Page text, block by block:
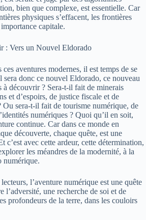
bien que complexe, est essentielle. Car
physiques s’effacent, les frontières
capitale.
: Vers un Nouvel Eldorado
aventures modernes, il est temps de se
sera donc ce nouvel Eldorado, ce nouveau
à découvrir ? Sera-t-il fait de minerais
et d’espoirs, de justice fiscale et de
sera-t-il fait de tourisme numérique, de
numériques ? Quoi qu’il en soit,
continue. Car dans ce monde en
découverte, chaque quête, est une
c’est avec cette ardeur, cette détermination,
les méandres de la modernité, à la
numérique.
l’aventure numérique est une quête
l’adversité, une recherche de soi et de
profondeurs de la terre, dans les couloirs